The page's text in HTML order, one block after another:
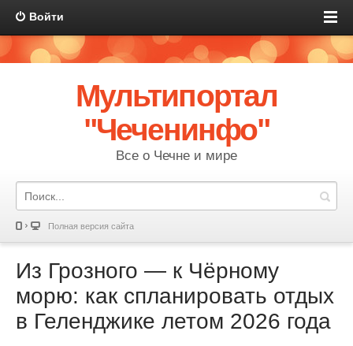
Войти
Мультипортал
"Чеченинфо"
Все о Чечне и мире
Полная версия сайта
Из Грозного — к Чёрному
морю: как спланировать отдых
в Геленджике летом 2026 года